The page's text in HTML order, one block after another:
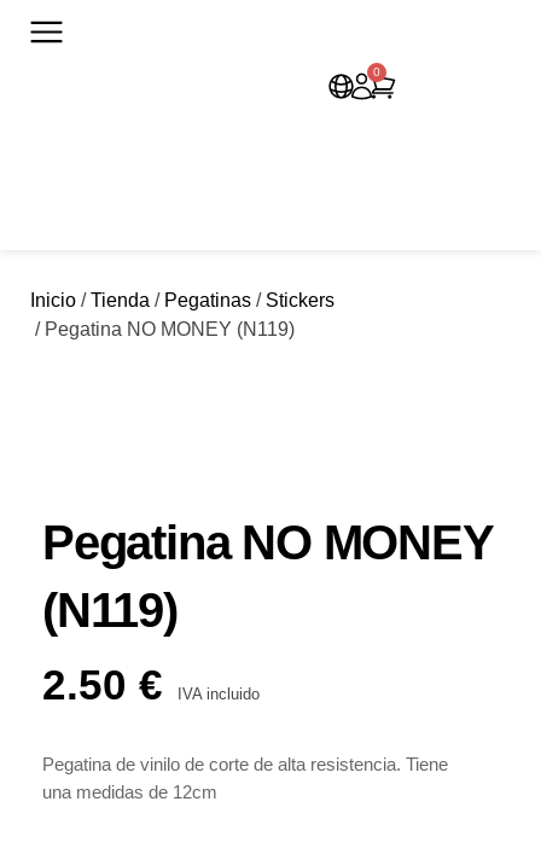
0
Inicio /Tienda / Pegatinas / Stickers
/ Pegatina NO MONEY (N119)
Pegatina NO MONEY
(N119)
2.50 € IVA incluido
Pegatina de vinilo de corte de alta resistencia. Tiene
una medidas de 12cm